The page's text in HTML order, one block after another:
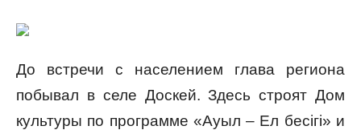
До встречи с населением глава региона
побывал в селе Доскей. Здесь строят Дом
культуры по программе «Ауыл – Ел бесігі» и